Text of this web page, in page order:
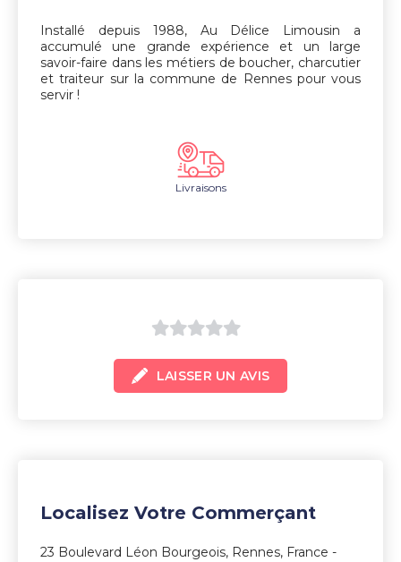
Installé depuis 1988, Au Délice Limousin a
accumulé une grande expérience et un large
savoir-faire dans les métiers de boucher, charcutier
et traiteur sur la commune de Rennes pour vous
servir !
Livraisons
sur
LAISSER UN AVIS
Localisez Votre Commerçant
23 Boulevard Léon Bourgeois, Rennes, France -